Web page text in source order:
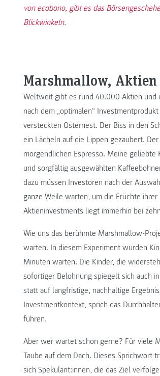
von ecobono, gibt es das
Blickwinkeln.
Marshmallow,
Weltweit gibt es rund 40.000 Aktien und
nach dem „optimalen“
versteckten Osternest. Der Biss in den
ein Lächeln auf die Lippen gezaubert.
morgendlichen Espresso. Meine geliebte
und sorgfältig ausgewählten
dazu müssen Investoren nach der
ganze Weile warten, um die Früchte
Aktieninvestments liegt immerhin bei
Wie uns das berühmte Marshmallow-
warten. In diesem Experiment wurden
Minuten warten. Die Kinder, die
sofortiger Belohnung spiegelt sich auch
statt auf langfristige, nachhaltige
Investmentkontext, sprich das
führen.
Aber wer wartet schon gerne? Für viele
Taube auf dem Dach. Dieses Sprichwort
sich Spekulant:innen, die das Ziel